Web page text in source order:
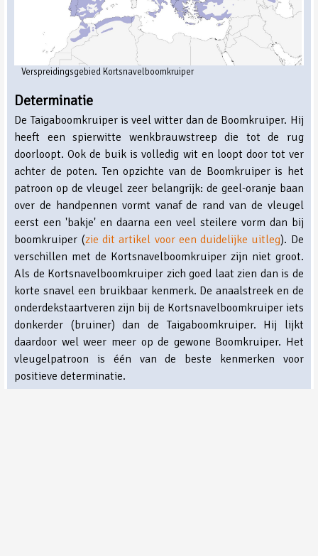
Verspreidingsgebied Kortsnavelboomkruiper
Determinatie
De Taigaboomkruiper is veel witter dan de Boomkruiper. Hij
heeft een spierwitte wenkbrauwstreep die tot de rug
doorloopt. Ook de buik is volledig wit en loopt door tot ver
achter de poten. Ten opzichte van de Boomkruiper is het
patroon op de vleugel zeer belangrijk: de geel-oranje baan
over de handpennen vormt vanaf de rand van de vleugel
eerst een 'bakje' en daarna een veel steilere vorm dan bij
boomkruiper (zie dit artikel voor een duidelijke uitleg). De
verschillen met de Kortsnavelboomkruiper zijn niet groot.
Als de Kortsnavelboomkruiper zich goed laat zien dan is de
korte snavel een bruikbaar kenmerk. De anaalstreek en de
onderdekstaartveren zijn bij de Kortsnavelboomkruiper iets
donkerder (bruiner) dan de Taigaboomkruiper. Hij lijkt
daardoor wel weer meer op de gewone Boomkruiper. Het
vleugelpatroon is één van de beste kenmerken voor
positieve determinatie.